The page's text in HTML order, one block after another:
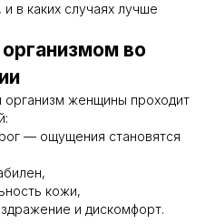
в каких случаях лучше
во
организм женщины проходит
— ощущения становятся
кожи,
и дискомфорт.